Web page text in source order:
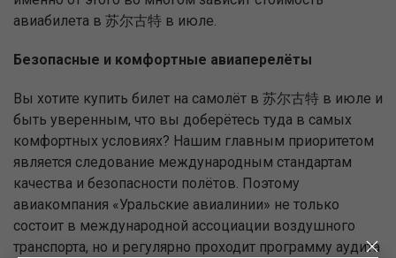
авиабилета в 苏尔古特 в июле.
Безопасные и комфортные авиаперелёты
Вы хотите купить билет на самолёт в 苏尔古特 в июле и
быть уверенным, что вы доберётесь туда в самых
комфортных условиях? Нашим главным приоритетом
является следование международным стандартам
качества и безопасности полётов. Поэтому
авиакомпания «Уральские авиалинии» не только
состоит в международной ассоциации воздушного
транспорта, но и регулярно проходит программу аудита